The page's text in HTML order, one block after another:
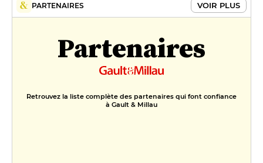
PARTENAIRES VOIR PLUS
Partenaires
Retrouvez la liste complète des partenaires qui font confiance
à Gault & Millau